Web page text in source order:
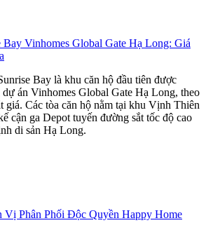
Vinhomes Global Gate Hạ Long: Giá
Bay là khu căn hộ đầu tiên được
án Vinhomes Global Gate Hạ Long, theo
giá. Các tòa căn hộ nằm tại khu Vịnh Thiên
cận ga Depot tuyến đường sắt tốc độ cao
di sản Hạ Long.
Vị Phân Phối Độc Quyền Happy Home